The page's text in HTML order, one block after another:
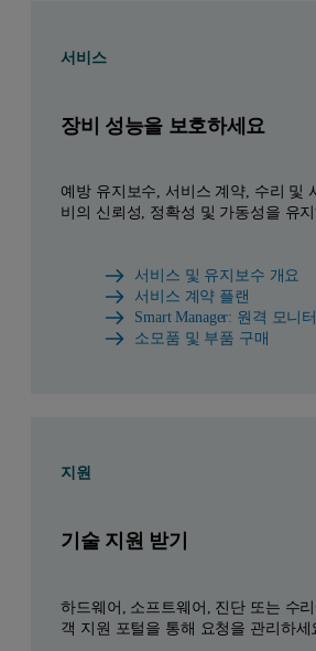
서비스
장비 성능을 보호하세요
예방 유지보수, 서비스 계약, 수리 및
비의 신뢰성, 정확성 및 가동성을 유
서비스 및 유지보수 개요
서비스 계약 플랜
Smart Manager: 원격 모니
소모품 및 부품 구매
지원
기술 지원 받기
하드웨어, 소프트웨어, 진단 또는 수
객 지원 포털을 통해 요청을 관리하세